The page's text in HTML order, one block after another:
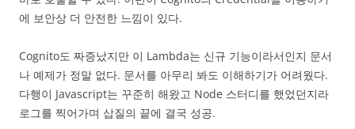
에 보안상 더 안전한 느낌이 있다.
Cognito도 짜증났지만 이 Lambda는 신규 기능이라서인지 문서
나 예제가 정말 없다. 문서를 아무리 봐도 이해하기가 어려웠다.
다행이 Javascript는 꾸준히 해왔고 Node 스터디를 했었던지라
로그를 찍어가며 삽질의 끝에 결국 성공.